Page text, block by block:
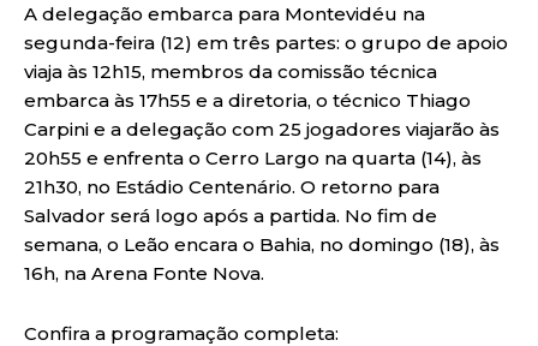
A delegação embarca para Montevidéu na
segunda-feira (12) em três partes: o grupo de apoio
viaja às 12h15, membros da comissão técnica
embarca às 17h55 e a diretoria, o técnico Thiago
Carpini e a delegação com 25 jogadores viajarão às
20h55 e enfrenta o Cerro Largo na quarta (14), às
21h30, no Estádio Centenário. O retorno para
Salvador será logo após a partida. No fim de
semana, o Leão encara o Bahia, no domingo (18), às
16h, na Arena Fonte Nova.
Confira a programação completa: